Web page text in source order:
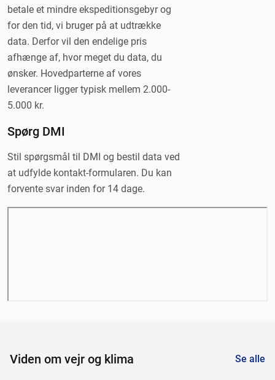
betale et mindre ekspeditionsgebyr og
for den tid, vi bruger på at udtrække
data. Derfor vil den endelige pris
afhænge af, hvor meget du data, du
ønsker. Hovedparterne af vores
leverancer ligger typisk mellem 2.000-
5.000 kr.
Spørg DMI
Stil spørgsmål til DMI og bestil data ved
at udfylde kontakt-formularen. Du kan
forvente svar inden for 14 dage.
Viden om vejr og klima Se alle